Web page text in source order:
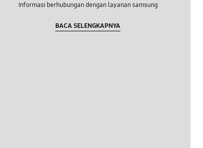
Informasi berhubungan dengan layanan samsung
BACA SELENGKAPNYA